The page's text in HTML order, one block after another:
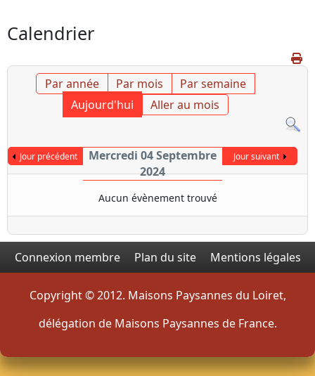
Calendrier
Par année Par mois
Par semaine
Aujourd'hui
Aller au mois
Jour précédent
Mercredi 04 Septembre
2024
Jour suivant
Aucun évènement trouvé
Connexion membre Plan du site Mentions légales
Copyright © 2012. Maisons Paysannes du Loiret,
délégation de Maisons Paysannes de France.